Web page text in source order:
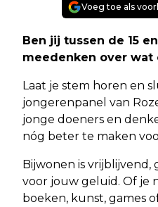
Voeg toe als
Ben jij tussen de 15
meedenken over wat
Laat je stem horen en
jongerenpanel van
jonge doeners en
nóg beter te maken
Bijwonen is vrijblijvend,
voor jouw geluid. Of je
boeken, kunst, games